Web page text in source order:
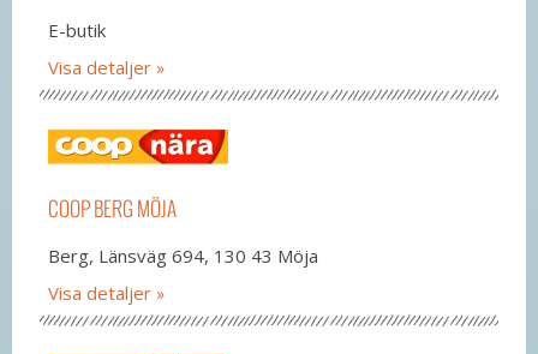
E-butik
Visa detaljer
COOP BERG MÖJA
Berg, Länsväg 694, 130 43 Möja
Visa detaljer